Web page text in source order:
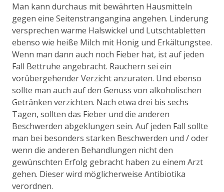
Man kann durchaus mit bewährten Hausmitteln
gegen eine Seitenstrangangina angehen. Linderung
versprechen warme Halswickel und Lutschtabletten
ebenso wie heiße Milch mit Honig und Erkältungstee.
Wenn man dann auch noch Fieber hat, ist auf jeden
Fall Bettruhe angebracht. Rauchern sei ein
vorübergehender Verzicht anzuraten. Und ebenso
sollte man auch auf den Genuss von alkoholischen
Getränken verzichten. Nach etwa drei bis sechs
Tagen, sollten das Fieber und die anderen
Beschwerden abgeklungen sein. Auf jeden Fall sollte
man bei besonders starken Beschwerden und / oder
wenn die anderen Behandlungen nicht den
gewünschten Erfolg gebracht haben zu einem Arzt
gehen. Dieser wird möglicherweise Antibiotika
verordnen.